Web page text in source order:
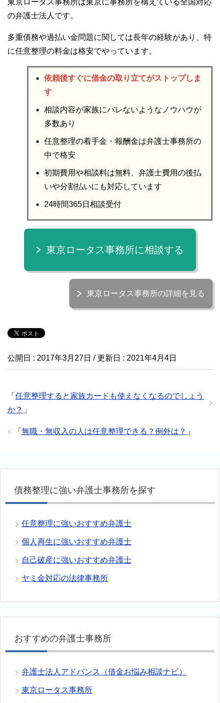
の弁護士法人です。
多重債務や過払い金問題に関しては長年の経験があり、特
に任意整理の料金は格安でやっています。
依頼後すぐに借金の取り立てがストップしま
す
相談内容が家族にバレないようなノウハウが
多数あり
任意整理の着手金・報酬金は弁護士事務所の
中で格安
初期費用や相談料は無料、弁護士費用の後払
いや分割払いにも対応しています
24時間365日相談受付
東京ロータス事務所に相談する
東京ロータス事務所の詳細を見る
公開日 : 2017年3月27日 / 更新日 : 2021年4月4日
「 任意整理すると家族カードも使えなくなるのでしょう
か？ 」
「 無職・無収入の人は任意整理できる？例外は？ 」
債務整理に強い弁護士事務所を探す
任意整理に強いおすすめ弁護士
個人再生に強いおすすめ弁護士
自己破産に強いおすすめ弁護士
ヤミ金対応の法律事務所
おすすめの弁護士事務所
弁護士法人アドバンス（借金お悩み相談ナビ）
東京ロータス事務所